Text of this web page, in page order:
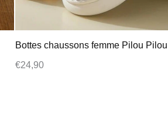
Bottes chaussons femme Pilou Pilou
€24,90